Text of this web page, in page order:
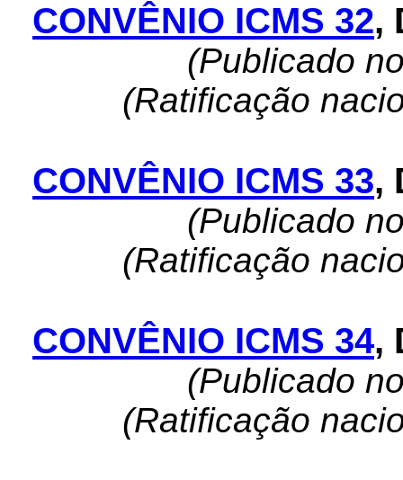
CONVÊNIO ICMS 32,
(Publicado
(Ratificação
CONVÊNIO ICMS 33,
(Publicado
(Ratificação
CONVÊNIO ICMS 34,
(Publicado
(Ratificação